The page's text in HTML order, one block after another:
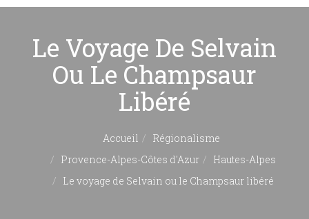
Le Voyage De Selvain
Ou Le Champsaur
Libéré
Accueil
Régionalisme
Provence-Alpes-Côtes d'Azur
Hautes-Alpes
Le voyage de Selvain ou le Champsaur libéré